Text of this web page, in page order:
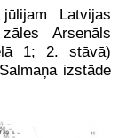
Latvijas
Arsenāls
1; 2. stāvā)
izstāde